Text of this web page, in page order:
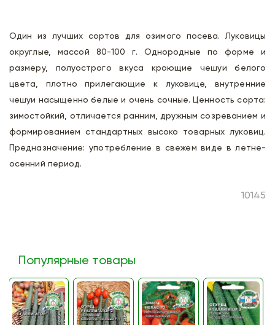
Один из лучших сортов для озимого посева. Луковицы
округлые, массой 80-100 г. Однородные по форме и
размеру, полуострого вкуса кроющие чешуи белого
цвета, плотно прилегающие к луковице, внутренние
чешуи насыщенно белые и очень сочные. Ценность сорта:
зимостойкий, отличается ранним, дружным созреванием и
формированием стандартных высоко товарных луковиц.
Предназначение: употребление в свежем виде в летне-
осенний период.
10145
Популярные товары